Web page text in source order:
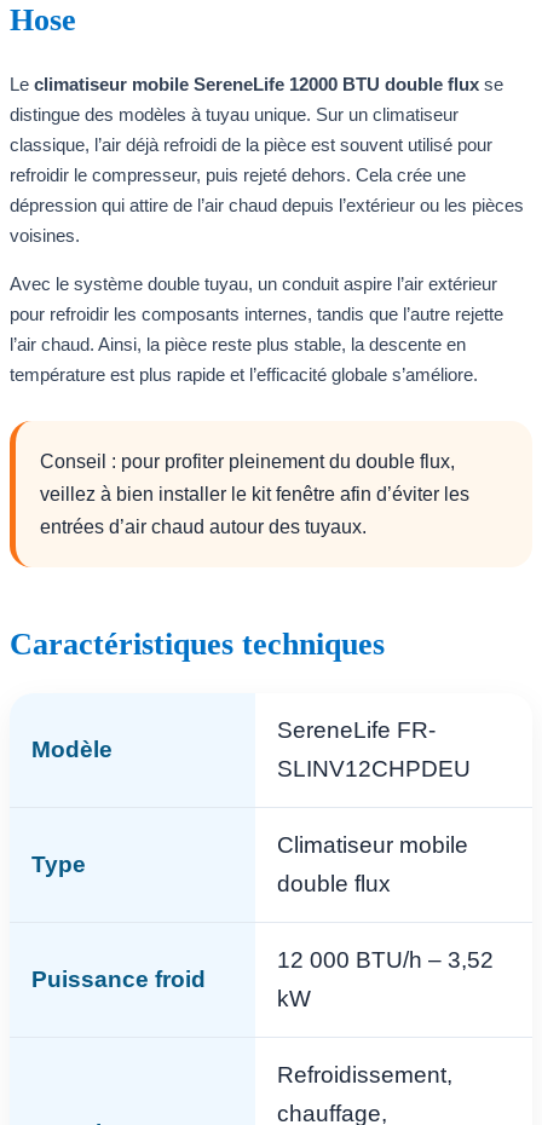
Hose
Le climatiseur mobile SereneLife 12000 BTU double flux se
distingue des modèles à tuyau unique. Sur un climatiseur
classique, l’air déjà refroidi de la pièce est souvent utilisé pour
refroidir le compresseur, puis rejeté dehors. Cela crée une
dépression qui attire de l’air chaud depuis l’extérieur ou les pièces
voisines.
Avec le système double tuyau, un conduit aspire l’air extérieur
pour refroidir les composants internes, tandis que l’autre rejette
l’air chaud. Ainsi, la pièce reste plus stable, la descente en
température est plus rapide et l’efficacité globale s’améliore.
Conseil : pour profiter pleinement du double flux,
veillez à bien installer le kit fenêtre afin d’éviter les
entrées d’air chaud autour des tuyaux.
Caractéristiques techniques
Modèle
SereneLife FR-
SLINV12CHPDEU
Type
Climatiseur mobile
double flux
Puissance froid
12 000 BTU/h – 3,52
kW
Refroidissement,
chauffage,